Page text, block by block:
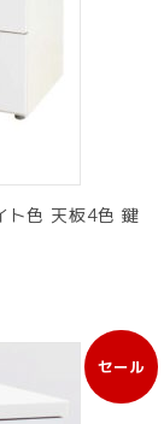
ト色 天板4色 鍵
セール
販
売